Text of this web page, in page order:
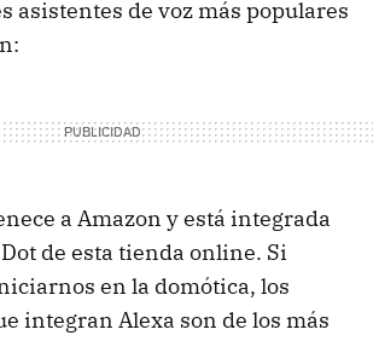
asistentes de voz más populares
a Amazon y está integrada
de esta tienda online. Si
en la domótica, los
integran Alexa son de los más